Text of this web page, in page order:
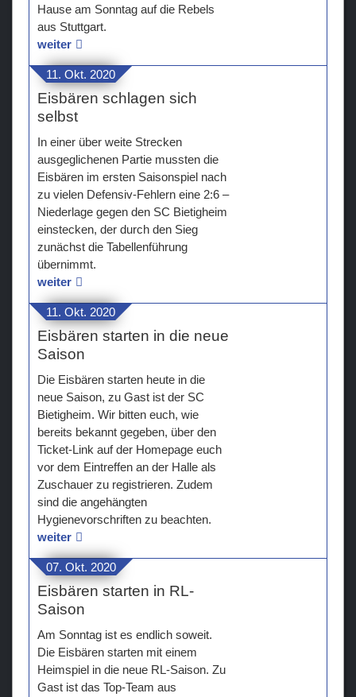
Hause am Sonntag auf die Rebels
aus Stuttgart.
weiter
11. Okt. 2020
Eisbären schlagen sich
selbst
In einer über weite Strecken
ausgeglichenen Partie mussten die
Eisbären im ersten Saisonspiel nach
zu vielen Defensiv-Fehlern eine 2:6 –
Niederlage gegen den SC Bietigheim
einstecken, der durch den Sieg
zunächst die Tabellenführung
übernimmt.
weiter
11. Okt. 2020
Eisbären starten in die neue
Saison
Die Eisbären starten heute in die
neue Saison, zu Gast ist der SC
Bietigheim. Wir bitten euch, wie
bereits bekannt gegeben, über den
Ticket-Link auf der Homepage euch
vor dem Eintreffen an der Halle als
Zuschauer zu registrieren. Zudem
sind die angehängten
Hygienevorschriften zu beachten.
weiter
07. Okt. 2020
Eisbären starten in RL-
Saison
Am Sonntag ist es endlich soweit.
Die Eisbären starten mit einem
Heimspiel in die neue RL-Saison. Zu
Gast ist das Top-Team aus